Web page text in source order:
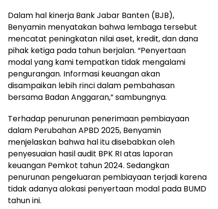
Dalam hal kinerja Bank Jabar Banten (BJB),
Benyamin menyatakan bahwa lembaga tersebut
mencatat peningkatan nilai aset, kredit, dan dana
pihak ketiga pada tahun berjalan. “Penyertaan
modal yang kami tempatkan tidak mengalami
pengurangan. Informasi keuangan akan
disampaikan lebih rinci dalam pembahasan
bersama Badan Anggaran,” sambungnya.
Terhadap penurunan penerimaan pembiayaan
dalam Perubahan APBD 2025, Benyamin
menjelaskan bahwa hal itu disebabkan oleh
penyesuaian hasil audit BPK RI atas laporan
keuangan Pemkot tahun 2024. Sedangkan
penurunan pengeluaran pembiayaan terjadi karena
tidak adanya alokasi penyertaan modal pada BUMD
tahun ini.